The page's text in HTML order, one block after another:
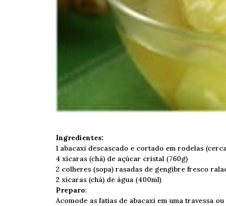
Ingredientes:
1 abacaxi descascado e cortado em rodelas
4 xícaras (chá) de açúcar cristal (760g)
2 colheres (sopa) rasadas de gengibre fresco
2 xícaras (chá) de água (400ml)
Preparo:
Acomode as fatias de abacaxi em uma travessa